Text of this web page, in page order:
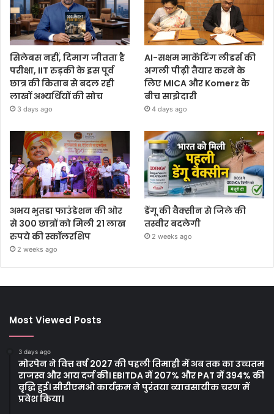
सिलेबस नहीं, दिमाग जीतता है
परीक्षा, IIT रुड़की के इस पूर्व
छात्र की किताब से बदल रही
लाखों अभ्यर्थियों की सोच
3 days ago
AI-सक्षम मार्केटिंग लीडर्स की
अगली पीढ़ी तैयार करने के
लिए MICA और Komerz के
बीच साझेदारी
4 days ago
अभय भुतडा फाउंडेशन की ओर
से 300 छात्रों को मिली 21 लाख
रुपये की स्कॉलरशिप
2 weeks ago
डेंगू की वैक्सीन से जिले की
तस्वीर बदलेगी
2 weeks ago
Most Viewed Posts
3 days ago
मोरपेन ने वित्त वर्ष 2027 की पहली तिमाही में अब तक का उच्चतम
राजस्व और आय दर्ज की। EBITDA में 207% और PAT में 394% की
वृद्धि हुई। सीडीएमओ कार्यक्रम ने पुरंतया व्यावसायीक चरण में
प्रवेश किया।